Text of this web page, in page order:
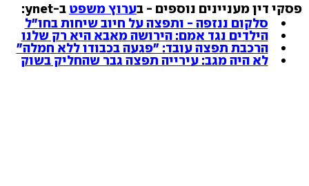
פסקי דין מעניינים נוספים - בערוץ משפט ב-ynet:
סלקום ננזפה - ותפצה על חיוב שיחות בחו"ל
הילדים נגד אמם: הירושה מאבא היא רק שלנו
הרכבת תפצה עובד: "פגעה בכבודו ללא חמלה"
לא היה מגב: עירייה תפצה גבר שהחליק בשוק